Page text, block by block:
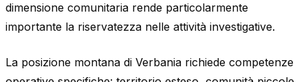
dimensione comunitaria rende particolarmente
importante la riservatezza nelle attività investigative.
La posizione montana di Verbania richiede competenze